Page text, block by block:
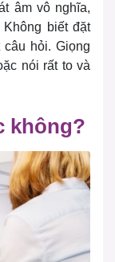
âm vô nghĩa,
biết đặt
hỏi. Giọng
nói rất to và
không?